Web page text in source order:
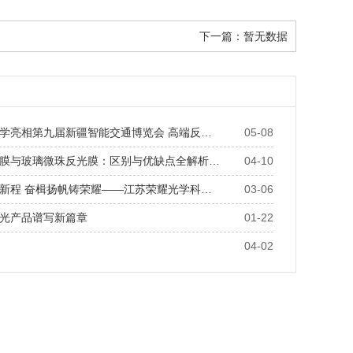
下一篇： 暂无数据
05-08
亮相第九届新疆智能交通博览会 高端反…
04-10
与玻璃微珠反光膜：区别与优缺点全解析…
03-06
程 奋楫扬帆铸荣耀——江苏荣耀光学科…
01-22
产品谱写新篇章
04-02